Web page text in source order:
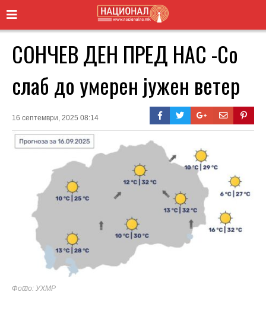
СОНЧЕВ ДЕН ПРЕД НАС -Со
слаб до умерен јужен ветер
16 септември, 2025 08:14
Фото: УХМР